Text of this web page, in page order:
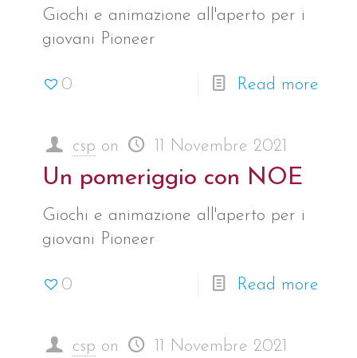
Giochi e animazione all'aperto per i
giovani Pioneer
0 Read more
csp on 11 Novembre 2021
Un pomeriggio con NOE
Giochi e animazione all'aperto per i
giovani Pioneer
0 Read more
csp on 11 Novembre 2021